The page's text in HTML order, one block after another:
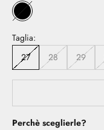
Black
Taglia:
27
28 29
Perchè sceglierle?